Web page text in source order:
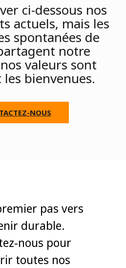
ci-dessous nos
actuels, mais les
spontanées de
notre
valeurs sont
bienvenues.
NOUS
pas vers
durable.
nous pour
toutes nos